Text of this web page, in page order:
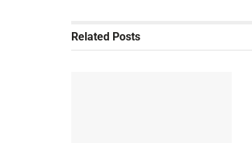
Related Posts